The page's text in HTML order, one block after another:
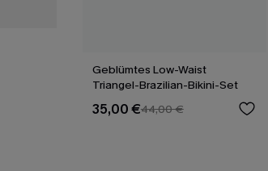
Geblümtes Low-Waist
Triangel-Brazilian-Bikini-Set
35,00 €44,00 €